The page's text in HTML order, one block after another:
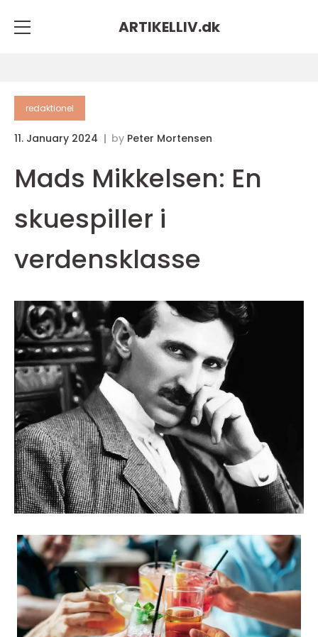
ARTIKELLIV.dk
redaktionel
11. January 2024 by Peter Mortensen
Mads Mikkelsen: En
skuespiller i
verdensklasse